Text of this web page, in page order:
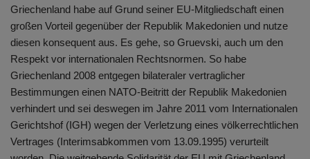
Griechenland habe auf Grund seiner EU-Mitgliedschaft einen
großen Vorteil gegenüber der Republik Makedonien und nutze
diesen konsequent aus. Es gehe, so Gruevski, auch um den
Respekt vor internationalen Rechtsnormen. So habe
Griechenland 2008 entgegen bilateraler vertraglicher
Bestimmungen einen NATO-Beitritt der Republik Makedonien
verhindert und sei deswegen im Jahre 2011 vom Internationalen
Gerichtshof (IGH) wegen der Verletzung eines völkerrechtlichen
Vertrages (Interimsabkommen vom 13.09.1995) verurteilt